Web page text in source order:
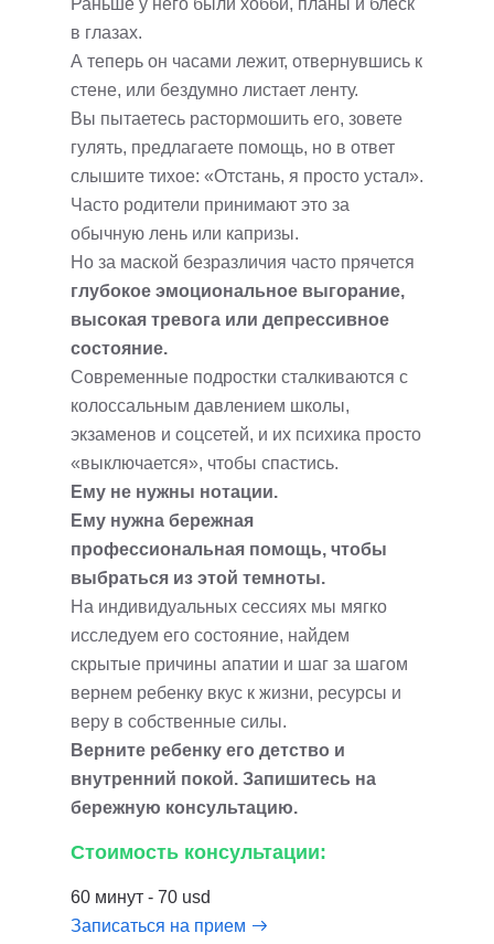
Раньше у него были хобби, планы и блеск
в глазах.
А теперь он часами лежит, отвернувшись к
стене, или бездумно листает ленту.
Вы пытаетесь растормошить его, зовете
гулять, предлагаете помощь, но в ответ
слышите тихое: «Отстань, я просто устал».
Часто родители принимают это за
обычную лень или капризы.
Но за маской безразличия часто прячется
глубокое эмоциональное выгорание,
высокая тревога или депрессивное
состояние.
Современные подростки сталкиваются с
колоссальным давлением школы,
экзаменов и соцсетей, и их психика просто
«выключается», чтобы спастись.
Ему не нужны нотации.
Ему нужна бережная
профессиональная помощь, чтобы
выбраться из этой темноты.
На индивидуальных сессиях мы мягко
исследуем его состояние, найдем
скрытые причины апатии и шаг за шагом
вернем ребенку вкус к жизни, ресурсы и
веру в собственные силы.
Верните ребенку его детство и
внутренний покой. Запишитесь на
бережную консультацию.
Стоимость консультации:
60 минут - 70 usd
Записаться на прием